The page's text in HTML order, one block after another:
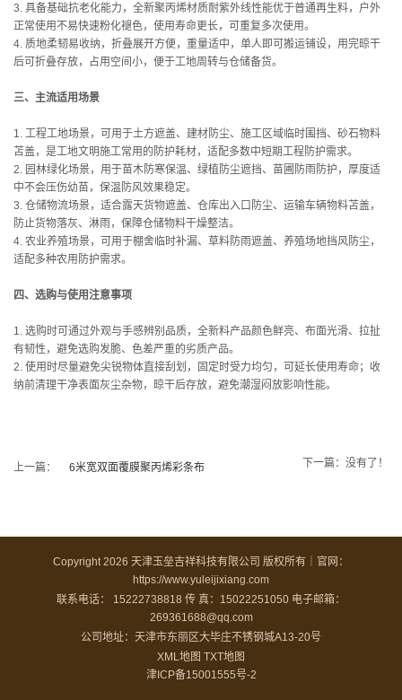
3. 具备基础抗老化能力，全新聚丙烯材质耐紫外线性能优于普通再生料，户外
正常使用不易快速粉化褪色，使用寿命更长，可重复多次使用。
4. 质地柔韧易收纳，折叠展开方便，重量适中，单人即可搬运铺设，用完晾干
后可折叠存放，占用空间小，便于工地周转与仓储备货。
三、主流适用场景
1. 工程工地场景，可用于土方遮盖、建材防尘、施工区域临时围挡、砂石物料
苫盖，是工地文明施工常用的防护耗材，适配多数中短期工程防护需求。
2. 园林绿化场景，用于苗木防寒保温、绿植防尘遮挡、苗圃防雨防护，厚度适
中不会压伤幼苗，保温防风效果稳定。
3. 仓储物流场景，适合露天货物遮盖、仓库出入口防尘、运输车辆物料苫盖，
防止货物落灰、淋雨，保障仓储物料干燥整洁。
4. 农业养殖场景，可用于棚舍临时补漏、草料防雨遮盖、养殖场地挡风防尘，
适配多种农用防护需求。
四、选购与使用注意事项
1. 选购时可通过外观与手感辨别品质，全新料产品颜色鲜亮、布面光滑、拉扯
有韧性，避免选购发脆、色差严重的劣质产品。
2. 使用时尽量避免尖锐物体直接刮划，固定时受力均匀，可延长使用寿命；收
纳前清理干净表面灰尘杂物，晾干后存放，避免潮湿闷放影响性能。
上一篇： 6米宽双面覆膜聚丙烯彩条布 下一篇：没有了！
Copyright 2026 天津玉垒吉祥科技有限公司 版权所有｜官网：
https://www.yuleijixiang.com
联系电话： 15222738818 传 真：15022251050 电子邮箱：
269361688@qq.com
公司地址：天津市东丽区大毕庄不锈钢城A13-20号
XML地图 TXT地图
津ICP备15001555号-2